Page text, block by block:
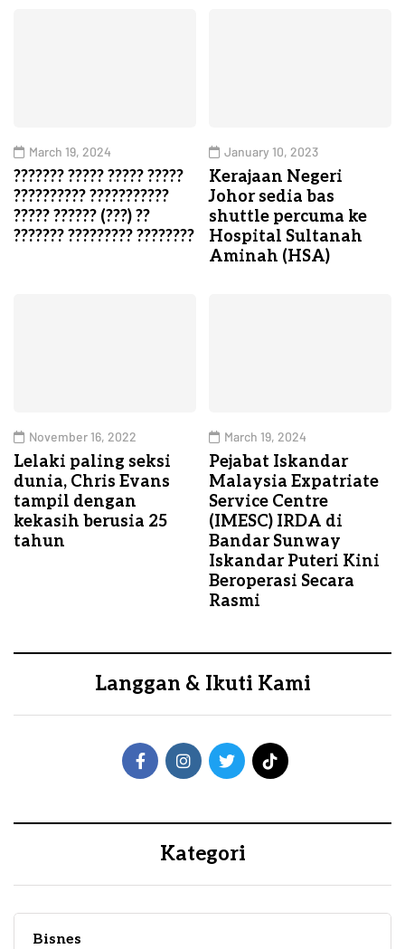
March 19, 2024
??????? ????? ????? ?????
?????????? ???????????
????? ?????? (???) ??
??????? ????????? ????????
January 10, 2023
Kerajaan Negeri
Johor sedia bas
shuttle percuma ke
Hospital Sultanah
Aminah (HSA)
November 16, 2022
Lelaki paling seksi
dunia, Chris Evans
tampil dengan
kekasih berusia 25
tahun
March 19, 2024
Pejabat Iskandar
Malaysia Expatriate
Service Centre
(IMESC) IRDA di
Bandar Sunway
Iskandar Puteri Kini
Beroperasi Secara
Rasmi
Langgan & Ikuti Kami
Kategori
Bisnes